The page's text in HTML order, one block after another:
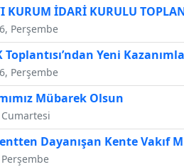
KURUM İDARİ KURULU
Perşembe
Toplantısı’ndan Yeni
Perşembe
Mübarek Olsun
Cumartesi
Dayanışan Kente
Perşembe